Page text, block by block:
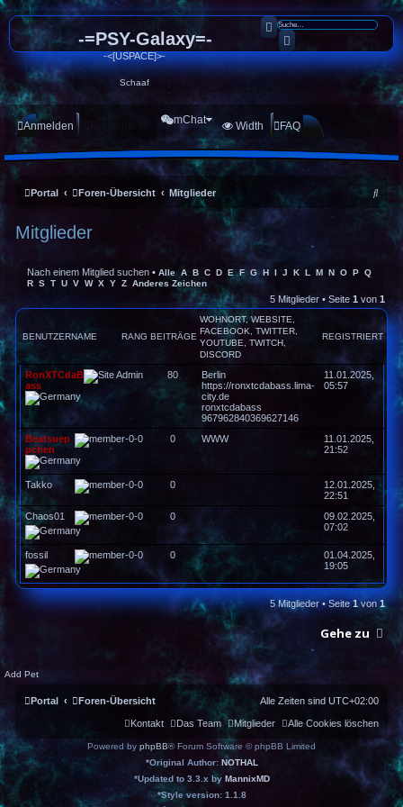
-=PSY-Galaxy=-
-<[USPACE]>-
Schaaf
Suche
Erweiterte Suche
Anmelden Registrieren mChat Width FAQ
Portal Foren-Übersicht Mitglieder
S
u
h
Mitglieder
Nach einem Mitglied suchen • Alle A B C D E F G H I J K L M N O P Q
R S T U V W X Y Z Anderes Zeichen
5 Mitglieder • Seite 1 von 1
RANG
BENUTZERNAME BEITRÄGE
WOHNORT, WEBSITE,
FACEBOOK, TWITTER,
YOUTUBE, TWITCH,
DISCORD
REGISTRIERT
RonXTCdaB
ass
80
Berlin
https://ronxtcdabass.lima-
city.de
ronxtcdabass
967962840369627146
11.01.2025,
05:57
Beatsuep
pchen
0 WWW
11.01.2025,
21:52
Takko 0
12.01.2025,
22:51
Chaos01
0
09.02.2025,
07:02
fossil 0
01.04.2025,
19:05
5 Mitglieder • Seite1von1
Gehe zu
Add Pet
Portal Foren-Übersicht Alle Zeiten sind UTC+02:00
Alle Cookies löschen
Mitglieder
Das Team
Kontakt
Powered by phpBB® Forum Software © phpBB Limited
*Original Author: NOTHAL
*Updated to 3.3.x by MannixMD
*Style version: 1.1.8